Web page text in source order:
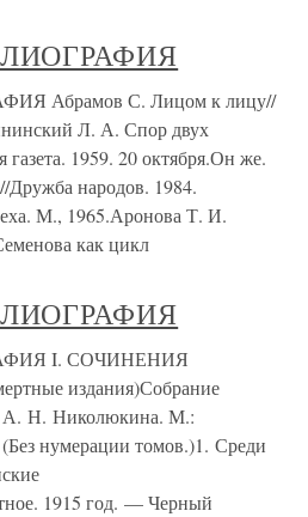
Абрамов С. Лицом к лицу//
Л. А. Спор двух
газета. 1959. 20 октября.Он же.
Дружба народов. 1984.
М., 1965.Аронова Т. И.
как цикл
I. СОЧИНЕНИЯ
издания)Собрание
А. Н. Николюкина. М.:
нумерации томов.)1. Среди
1915 год. — Черный